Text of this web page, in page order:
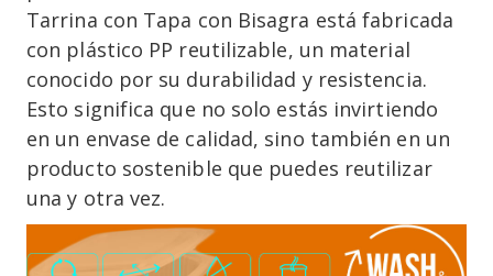
Tarrina con Tapa con Bisagra está fabricada
con plástico PP reutilizable, un material
conocido por su durabilidad y resistencia.
Esto significa que no solo estás invirtiendo
en un envase de calidad, sino también en un
producto sostenible que puedes reutilizar
una y otra vez.